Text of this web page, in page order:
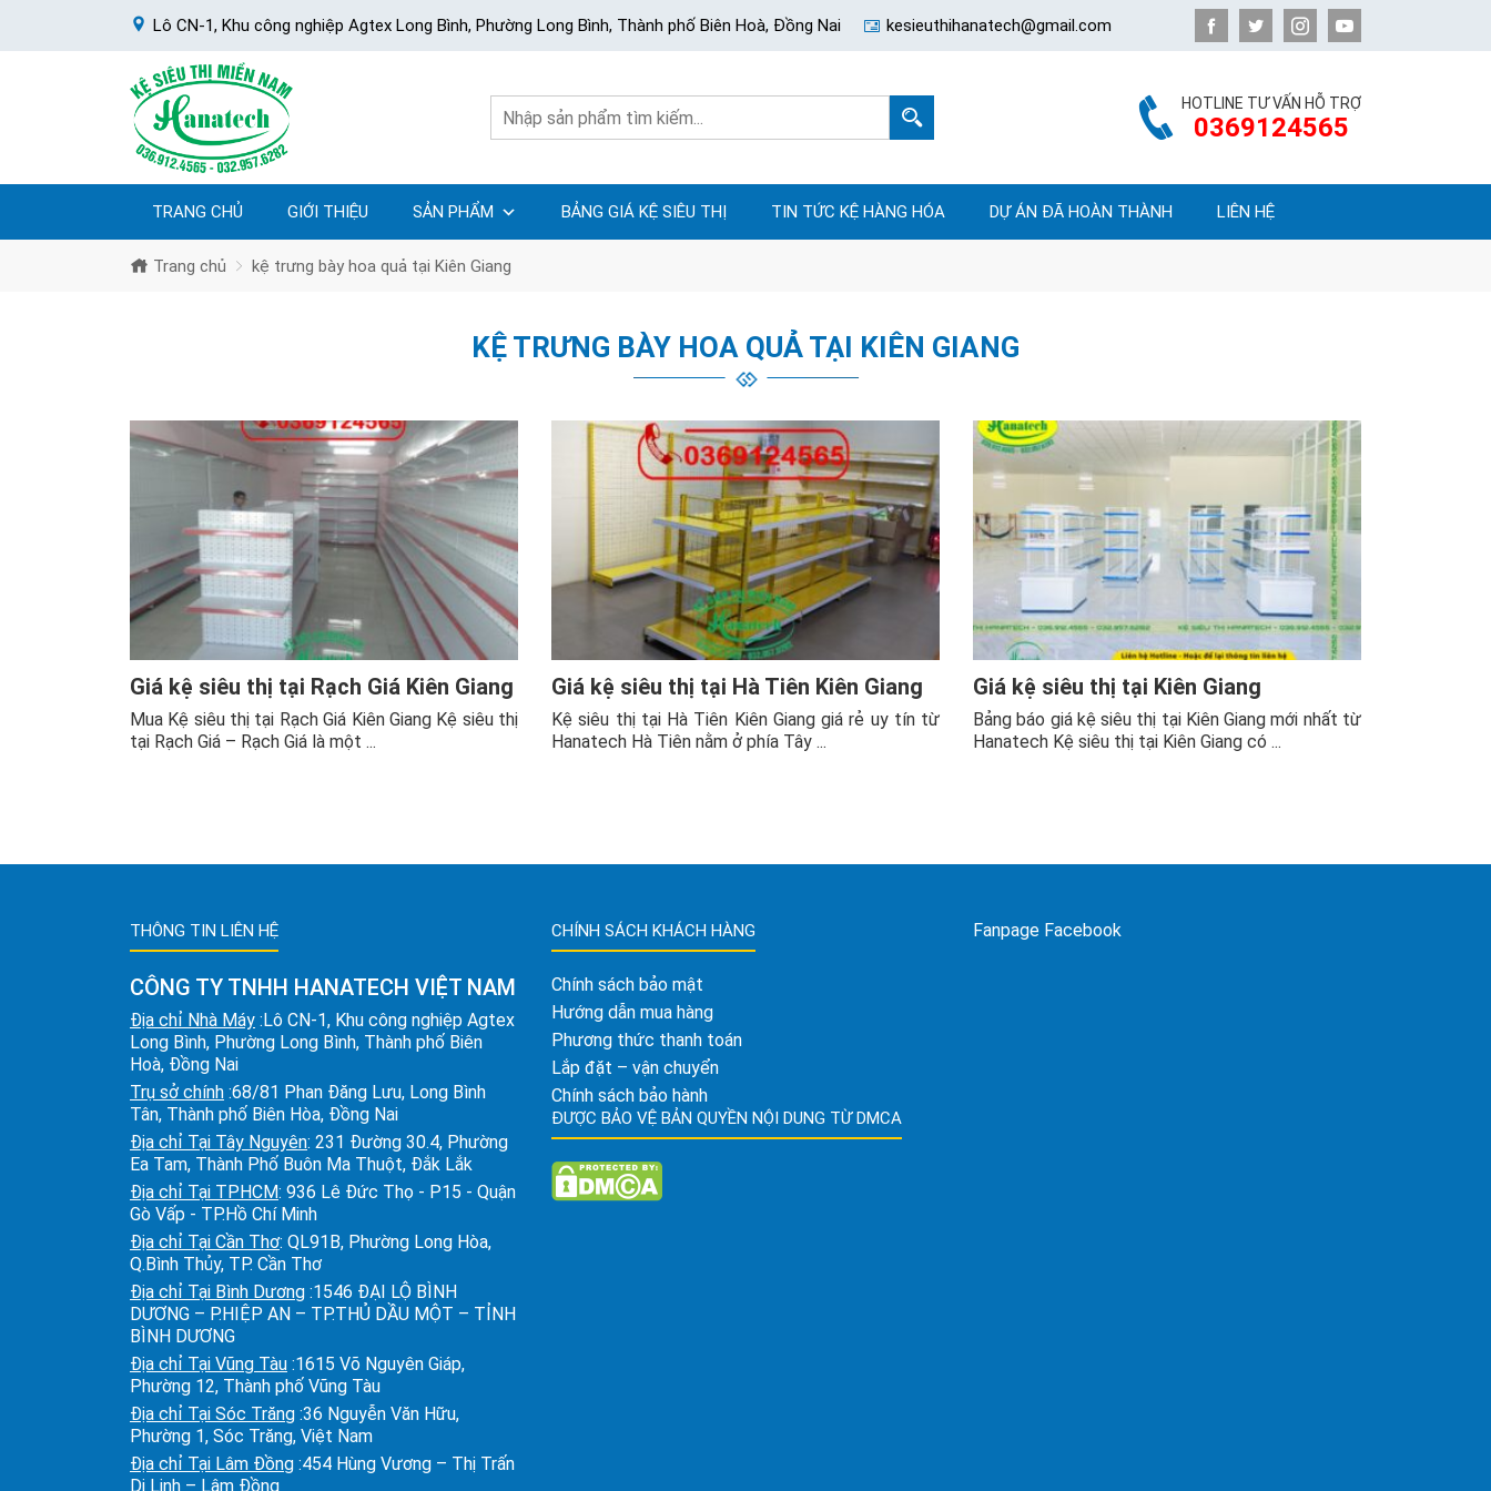
Lô CN-1, Khu công nghiệp Agtex Long Bình, Phường Long Bình, Thành phố Biên Hoà, Đồng Nai kesieuthihanatech@gmail.com
HOTLINE TƯ VẤN HỖ TRỢ
0369124565
TRANG CHỦ GIỚI THIỆU SẢN PHẨM BẢNG GIÁ KỆ SIÊU THỊ TIN TỨC KỆ HÀNG HÓA DỰ ÁN ĐÃ HOÀN THÀNH LIÊN HỆ
Trang chủ kệ trưng bày hoa quả tại Kiên Giang
KỆ TRƯNG BÀY HOA QUẢ TẠI KIÊN GIANG
Giá kệ siêu thị tại Rạch Giá Kiên Giang
Mua Kệ siêu thị tại Rạch Giá Kiên Giang Kệ siêu thị
tại Rạch Giá – Rạch Giá là một ...
Giá kệ siêu thị tại Hà Tiên Kiên Giang
Kệ siêu thị tại Hà Tiên Kiên Giang giá rẻ uy tín từ
Hanatech Hà Tiên nằm ở phía Tây ...
Giá kệ siêu thị tại Kiên Giang
Bảng báo giá kệ siêu thị tại Kiên Giang mới nhất từ
Hanatech Kệ siêu thị tại Kiên Giang có ...
THÔNG TIN LIÊN HỆ
CÔNG TY TNHH HANATECH VIỆT NAM
Địa chỉ Nhà Máy :Lô CN-1, Khu công nghiệp Agtex
Long Bình, Phường Long Bình, Thành phố Biên
Hoà, Đồng Nai
Trụ sở chính :68/81 Phan Đăng Lưu, Long Bình
Tân, Thành phố Biên Hòa, Đồng Nai
Địa chỉ Tại Tây Nguyên: 231 Đường 30.4, Phường
Ea Tam, Thành Phố Buôn Ma Thuột, Đắk Lắk
Địa chỉ Tại TPHCM: 936 Lê Đức Thọ - P15 - Quận
Gò Vấp - TP.Hồ Chí Minh
Địa chỉ Tại Cần Thơ: QL91B, Phường Long Hòa,
Q.Bình Thủy, TP. Cần Thơ
Địa chỉ Tại Bình Dương :1546 ĐẠI LỘ BÌNH
DƯƠNG – P.HIỆP AN – TP.THỦ DẦU MỘT – TỈNH
BÌNH DƯƠNG
Địa chỉ Tại Vũng Tàu :1615 Võ Nguyên Giáp,
Phường 12, Thành phố Vũng Tàu
Địa chỉ Tại Sóc Trăng :36 Nguyễn Văn Hữu,
Phường 1, Sóc Trăng, Việt Nam
Địa chỉ Tại Lâm Đồng :454 Hùng Vương – Thị Trấn
Di Linh – Lâm Đồng
CHÍNH SÁCH KHÁCH HÀNG
Chính sách bảo mật
Hướng dẫn mua hàng
Phương thức thanh toán
Lắp đặt – vận chuyển
Chính sách bảo hành
ĐƯỢC BẢO VỆ BẢN QUYỀN NỘI DUNG TỪ DMCA
Fanpage Facebook